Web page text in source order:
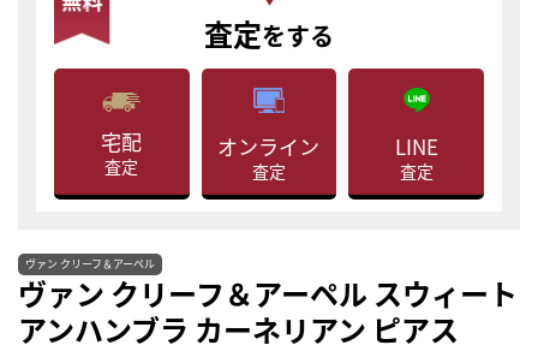
査定をする
宅配
査定
オンライン
査定
LINE
査定
ヴァン クリーフ＆アーペル
ヴァン クリーフ＆アーペル スウィート
アンハンブラ カーネリアン ピアス